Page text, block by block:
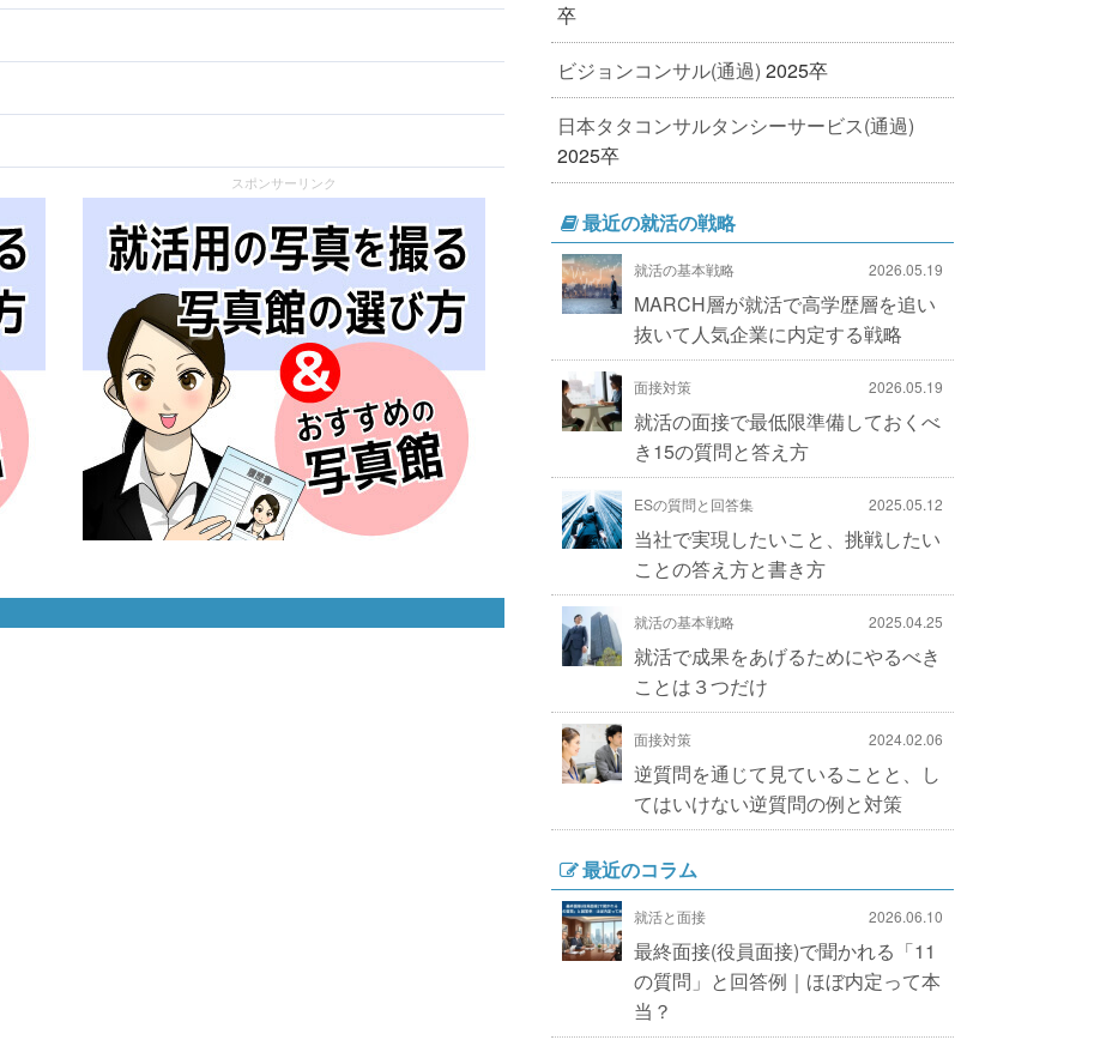
スポンサーリンク
卒
ビジョンコンサル(通過) 2025卒
日本タタコンサルタンシーサービス(通過)
2025卒
最近の就活の戦略
就活の基本戦略 2026.05.19
MARCH層が就活で高学歴層を追い
抜いて人気企業に内定する戦略
面接対策 2026.05.19
就活の面接で最低限準備しておくべ
き15の質問と答え方
ESの質問と回答集 2025.05.12
当社で実現したいこと、挑戦したい
ことの答え方と書き方
就活の基本戦略 2025.04.25
就活で成果をあげるためにやるべき
ことは３つだけ
面接対策 2024.02.06
逆質問を通じて見ていることと、し
てはいけない逆質問の例と対策
最近のコラム
就活と面接 2026.06.10
最終面接(役員面接)で聞かれる「11
の質問」と回答例｜ほぼ内定って本
当？